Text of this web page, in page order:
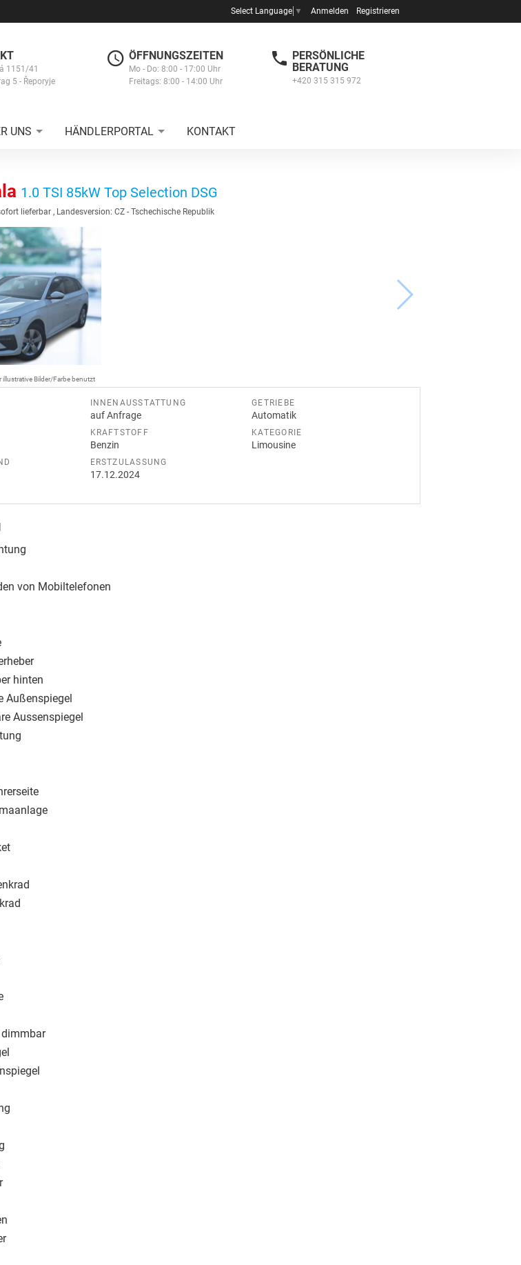
Anmelden Registrieren
Select Language ▼
1151/41
5 - Řeporyje
ÖFFNUNGSZEITEN
Mo - Do: 8:00 - 17:00 Uhr
Freitags: 8:00 - 14:00 Uhr
PERSÖNLICHE
BERATUNG
+420 315 315 972
UNS HÄNDLERPORTAL KONTAKT
1.0 TSI 85kW Top Selection DSG
lieferbar, Landesversion: CZ - Tschechische Republik
illustrative Bilder/Farbe benutzt
INNENAUSSTATTUNG
auf Anfrage
GETRIEBE
Automatik
KRAFTSTOFF
Benzin
KATEGORIE
Limousine
ERSTZULASSUNG
17.12.2024
von Mobiltelefonen
hinten
Außenspiegel
Aussenspiegel
dimmbar